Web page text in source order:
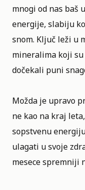
mnogi od nas baš
energije, slabiju
snom. Ključ leži u
mineralima koji
dočekali puni
Možda je upravo
ne kao na kraj
sopstvenu
ulagati u svoje
mesece spremniji